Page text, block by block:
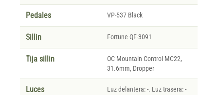
Pedales VP-537 Black
Sillin Fortune QF-3091
Tija sillin
OC Mountain Control MC22,
31.6mm, Dropper
Luces Luz delantera: -. Luz trasera: -